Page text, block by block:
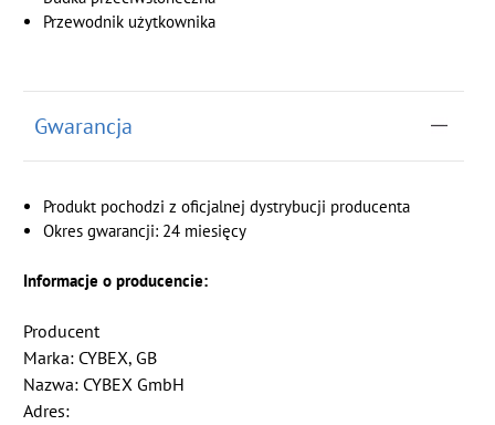
Przewodnik użytkownika
Gwarancja
Produkt pochodzi z oficjalnej dystrybucji producenta
Okres gwarancji: 24 miesięcy
Informacje o producencie:
Producent
Marka: CYBEX, GB
Nazwa: CYBEX GmbH
Adres: